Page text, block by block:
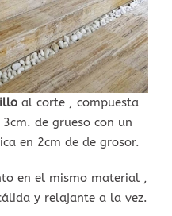
al corte , compuesta
3cm. de grueso con un
en 2cm de de grosor.
en el mismo material ,
y relajante a la vez.